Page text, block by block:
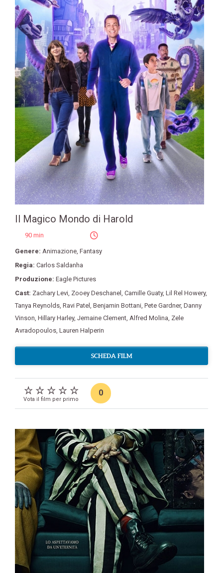
Il Magico Mondo di Harold
90 min
Genere: Animazione Fantasy
Regia: Carlos Saldanha
Produzione: Eagle Pictures
Cast: Zachary Levi Zooey Deschanel Camille Guaty, Lil Rel Howery,
Tanya Reynolds Ravi Patel Benjamin Bottani Pete Gardner, Danny
Vinson Hillary Harley, Jemaine Clement Alfred Molina Zele
Avradopoulos Lauren Halperin
SCHEDA FILM
Vota il film per primo
0